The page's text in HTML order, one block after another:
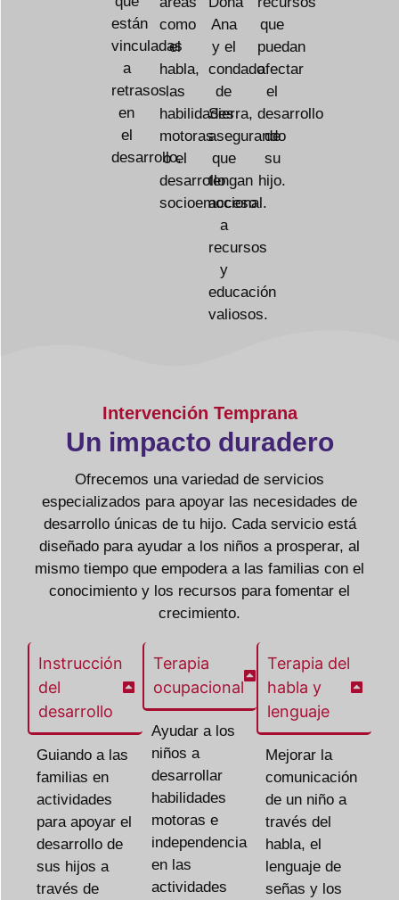
están
vinculadas
a
retrasos
en
el
desarrollo.
como
el
habla,
las
habilidades
motoras
o el
desarrollo
socioemocional.
Ana
y el
condado
de
Sierra,
asegurando
que
tengan
acceso
a
recursos
y
educación
valiosos.
que
puedan
afectar
el
desarrollo
de
su
hijo.
Intervención Temprana
Un impacto duradero
Ofrecemos una variedad de servicios
especializados para apoyar las necesidades de
desarrollo únicas de tu hijo. Cada servicio está
diseñado para ayudar a los niños a prosperar, al
mismo tiempo que empodera a las familias con el
conocimiento y los recursos para fomentar el
crecimiento.
Instrucción
del
desarrollo
Guiando a las
familias en
actividades
para apoyar el
desarrollo de
sus hijos a
través de
Terapia
ocupacional
Ayudar a los
niños a
desarrollar
habilidades
motoras e
independencia
en las
actividades
Terapia del
habla y
lenguaje
Mejorar la
comunicación
de un niño a
través del
habla, el
lenguaje de
señas y los